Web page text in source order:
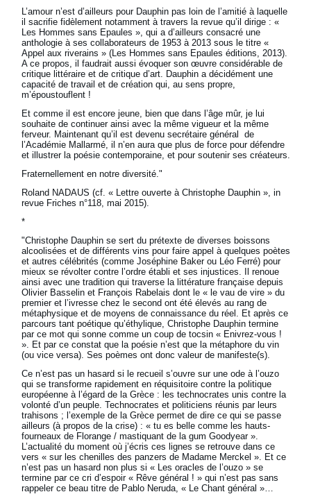
L’amour n’est d’ailleurs pour Dauphin pas loin de l’amitié à laquelle
il sacrifie fidèlement notamment à travers la revue qu’il dirige : «
Les Hommes sans Epaules », qui a d’ailleurs consacré une
anthologie à ses collaborateurs de 1953 à 2013 sous le titre «
Appel aux riverains » (Les Hommes sans Epaules éditions, 2013).
A ce propos, il faudrait aussi évoquer son œuvre considérable de
critique littéraire et de critique d’art. Dauphin a décidément une
capacité de travail et de création qui, au sens propre,
m’époustouflent !
Et comme il est encore jeune, bien que dans l’âge mûr, je lui
souhaite de continuer ainsi avec la même vigueur et la même
ferveur. Maintenant qu’il est devenu secrétaire général de
l’Académie Mallarmé, il n’en aura que plus de force pour défendre
et illustrer la poésie contemporaine, et pour soutenir ses créateurs.
Fraternellement en notre diversité."
Roland NADAUS (cf. « Lettre ouverte à Christophe Dauphin », in
revue Friches n°118, mai 2015).
*
"Christophe Dauphin se sert du prétexte de diverses boissons
alcoolisées et de différents vins pour faire appel à quelques poètes
et autres célébrités (comme Joséphine Baker ou Léo Ferré) pour
mieux se révolter contre l’ordre établi et ses injustices. Il renoue
ainsi avec une tradition qui traverse la littérature française depuis
Olivier Basselin et François Rabelais dont le « le vau de vire » du
premier et l’ivresse chez le second ont été élevés au rang de
métaphysique et de moyens de connaissance du réel. Et après ce
parcours tant poétique qu’éthylique, Christophe Dauphin termine
par ce mot qui sonne comme un coup de tocsin « Enivrez-vous !
». Et par ce constat que la poésie n’est que la métaphore du vin
(ou vice versa). Ses poèmes ont donc valeur de manifeste(s).
Ce n’est pas un hasard si le recueil s’ouvre sur une ode à l’ouzo
qui se transforme rapidement en réquisitoire contre la politique
européenne à l’égard de la Grèce : les technocrates unis contre la
volonté d’un peuple. Technocrates et politiciens réunis par leurs
trahisons ; l’exemple de la Grèce permet de dire ce qui se passe
ailleurs (à propos de la crise) : « tu es belle comme les hauts-
fourneaux de Florange / mastiquant de la gum Goodyear ».
L’actualité du moment où j’écris ces lignes se retrouve dans ce
vers « sur les chenilles des panzers de Madame Merckel ». Et ce
n’est pas un hasard non plus si « Les oracles de l’ouzo » se
termine par ce cri d’espoir « Rêve général ! » qui n’est pas sans
rappeler ce beau titre de Pablo Neruda, « Le Chant général »…